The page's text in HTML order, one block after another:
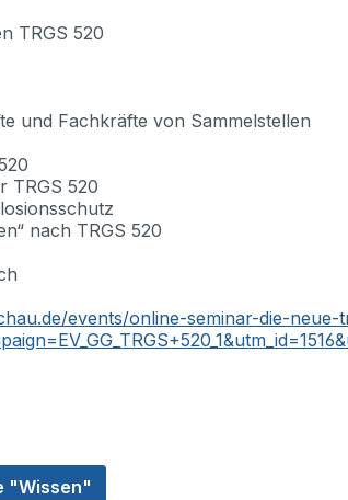
TRGS 520
und Fachkräfte von Sammelstellen
TRGS 520
nach TRGS 520
events/online-seminar-die-
"Wissen"